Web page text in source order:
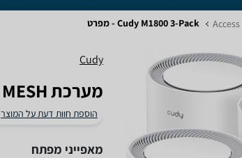
Cudy M1800 3-Pack - מפרט
Cudy
מערכת MESH ‏ M1800 3-Pack Cudy
הוספת חוות דעת על המוצר
מאפייני מפתח